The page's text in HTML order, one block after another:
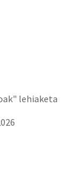
lehiaketa